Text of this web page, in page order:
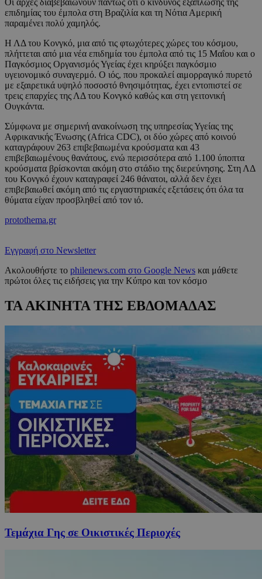
Οι αρχές διαβεβαιώνουν πάντως ότι ο κίνδυνος εξάπλωσης της
επιδημίας του έμπολα στη Βραζιλία και τη Νότια Αμερική
παραμένει πολύ χαμηλός.
Η ΛΔ του Κονγκό, μια από τις φτωχότερες χώρες του κόσμου,
πλήττεται από μια νέα επιδημία του έμπολα από τις 15 Μαΐου και ο
Παγκόσμιος Οργανισμός Υγείας έχει κηρύξει παγκόσμιο
υγειονομικό συναγερμό. Ο ιός, που προκαλεί αιμορραγικό πυρετό
με εξαιρετικά υψηλό ποσοστό θνησιμότητας, έχει εντοπιστεί σε
τρεις επαρχίες της ΛΔ του Κονγκό καθώς και στη γειτονική
Ουγκάντα.
Σύμφωνα με σημερινή ανακοίνωση της υπηρεσίας Υγείας της
Αφρικανικής Ένωσης (Africa CDC), οι δύο χώρες από κοινού
καταγράφουν 263 επιβεβαιωμένα κρούσματα και 43
επιβεβαιωμένους θανάτους, ενώ περισσότερα από 1.100 ύποπτα
κρούσματα βρίσκονται ακόμη στο στάδιο της διερεύνησης. Στη ΛΔ
του Κονγκό έχουν καταγραφεί 246 θάνατοι, αλλά δεν έχει
επιβεβαιωθεί ακόμη από τις εργαστηριακές εξετάσεις ότι όλα τα
θύματα είχαν προσβληθεί από τον ιό.
protothema.gr
Εγγραφή στο Newsletter
Ακολουθήστε το philenews.com στο Google News και μάθετε
πρώτοι όλες τις ειδήσεις για την Κύπρο και τον κόσμο
ΤΑ ΑΚΙΝΗΤΑ ΤΗΣ ΕΒΔΟΜΑΔΑΣ
Τεμάχια Γης σε Οικιστικές Περιοχές